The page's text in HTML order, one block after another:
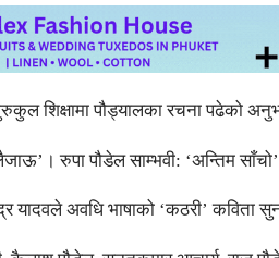
शिक्षामा पौड्यालका रचना पढेको
रुपा पौडेल साम्भवी: ‘अन्तिम
यादवले अवधि भाषाको ‘कठरी’ कविता